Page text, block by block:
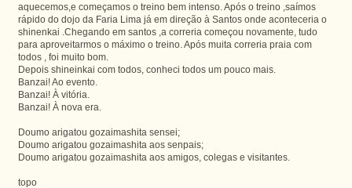
aquecemos,e começamos o treino bem intenso. Após o treino ,saímos
rápido do dojo da Faria Lima já em direção à Santos onde aconteceria o
shinenkai .Chegando em santos ,a correria começou novamente, tudo
para aproveitarmos o máximo o treino. Após muita correria praia com
todos , foi muito bom.
Depois shineinkai com todos, conheci todos um pouco mais.
Banzai! Ao evento.
Banzai! À vitória.
Banzai! À nova era.
Doumo arigatou gozaimashita sensei;
Doumo arigatou gozaimashita aos senpais;
Doumo arigatou gozaimashita aos amigos, colegas e visitantes.
topo